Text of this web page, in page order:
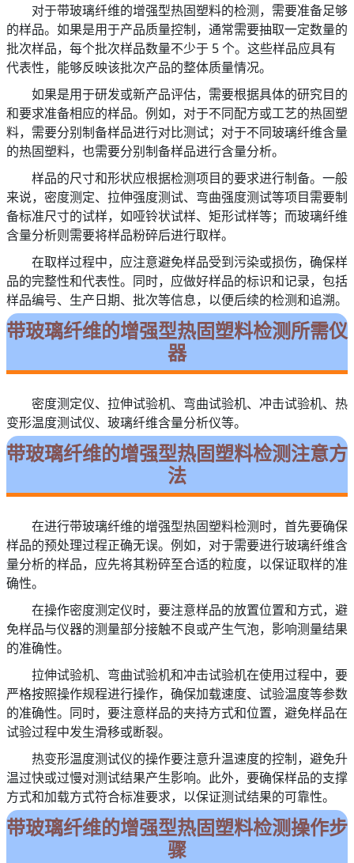
对于带玻璃纤维的增强型热固塑料的检测，需要准备足够
的样品。如果是用于产品质量控制，通常需要抽取一定数量的
批次样品，每个批次样品数量不少于 5 个。这些样品应具有
代表性，能够反映该批次产品的整体质量情况。
如果是用于研发或新产品评估，需要根据具体的研究目的
和要求准备相应的样品。例如，对于不同配方或工艺的热固塑
料，需要分别制备样品进行对比测试；对于不同玻璃纤维含量
的热固塑料，也需要分别制备样品进行含量分析。
样品的尺寸和形状应根据检测项目的要求进行制备。一般
来说，密度测定、拉伸强度测试、弯曲强度测试等项目需要制
备标准尺寸的试样，如哑铃状试样、矩形试样等；而玻璃纤维
含量分析则需要将样品粉碎后进行取样。
在取样过程中，应注意避免样品受到污染或损伤，确保样
品的完整性和代表性。同时，应做好样品的标识和记录，包括
样品编号、生产日期、批次等信息，以便后续的检测和追溯。
带玻璃纤维的增强型热固塑料检测所需仪
器
密度测定仪、拉伸试验机、弯曲试验机、冲击试验机、热
变形温度测试仪、玻璃纤维含量分析仪等。
带玻璃纤维的增强型热固塑料检测注意方
法
在进行带玻璃纤维的增强型热固塑料检测时，首先要确保
样品的预处理过程正确无误。例如，对于需要进行玻璃纤维含
量分析的样品，应先将其粉碎至合适的粒度，以保证取样的准
确性。
在操作密度测定仪时，要注意样品的放置位置和方式，避
免样品与仪器的测量部分接触不良或产生气泡，影响测量结果
的准确性。
拉伸试验机、弯曲试验机和冲击试验机在使用过程中，要
严格按照操作规程进行操作，确保加载速度、试验温度等参数
的准确性。同时，要注意样品的夹持方式和位置，避免样品在
试验过程中发生滑移或断裂。
热变形温度测试仪的操作要注意升温速度的控制，避免升
温过快或过慢对测试结果产生影响。此外，要确保样品的支撑
方式和加载方式符合标准要求，以保证测试结果的可靠性。
带玻璃纤维的增强型热固塑料检测操作步
骤